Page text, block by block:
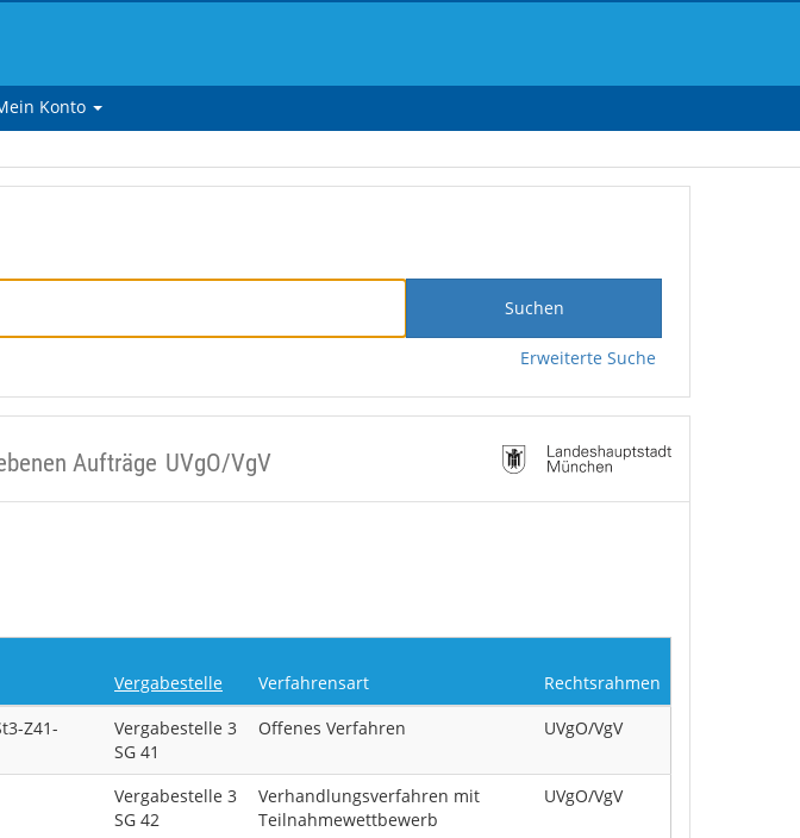
Konto
Suchen
Erweiterte Suche
Aufträge UVgO/VgV
Vergabestelle Verfahrensart
Rechtsrahmen
Z41-
Vergabestelle 3
SG 41
Offenes Verfahren UVgO/VgV
Vergabestelle 3
SG 42
Verhandlungsverfahren mit
Teilnahmewettbewerb
UVgO/VgV